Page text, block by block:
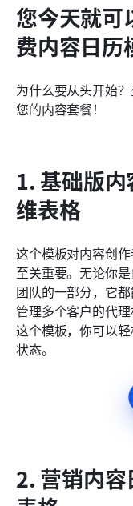
您今天就可
费内容日历
为什么要从头开始
您的内容套餐！
1. 基础版
维表格
这个模板对内容创
至关重要。无论你
团队的一部分，它
管理多个客户的代
这个模板，你可以
状态。
2. 营销内